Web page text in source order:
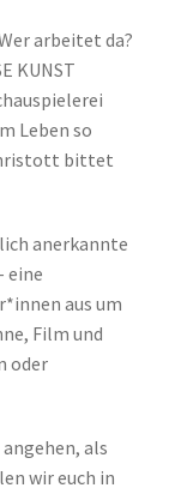
arbeitet da?
KUNST
Leben so
bittet
anerkannte
eine
aus um
Film und
oder
als
wir euch in